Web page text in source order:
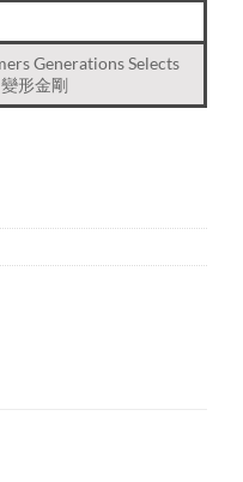
Generations Selects
形金剛